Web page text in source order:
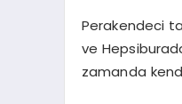
Perakendeci
ve
zamanda